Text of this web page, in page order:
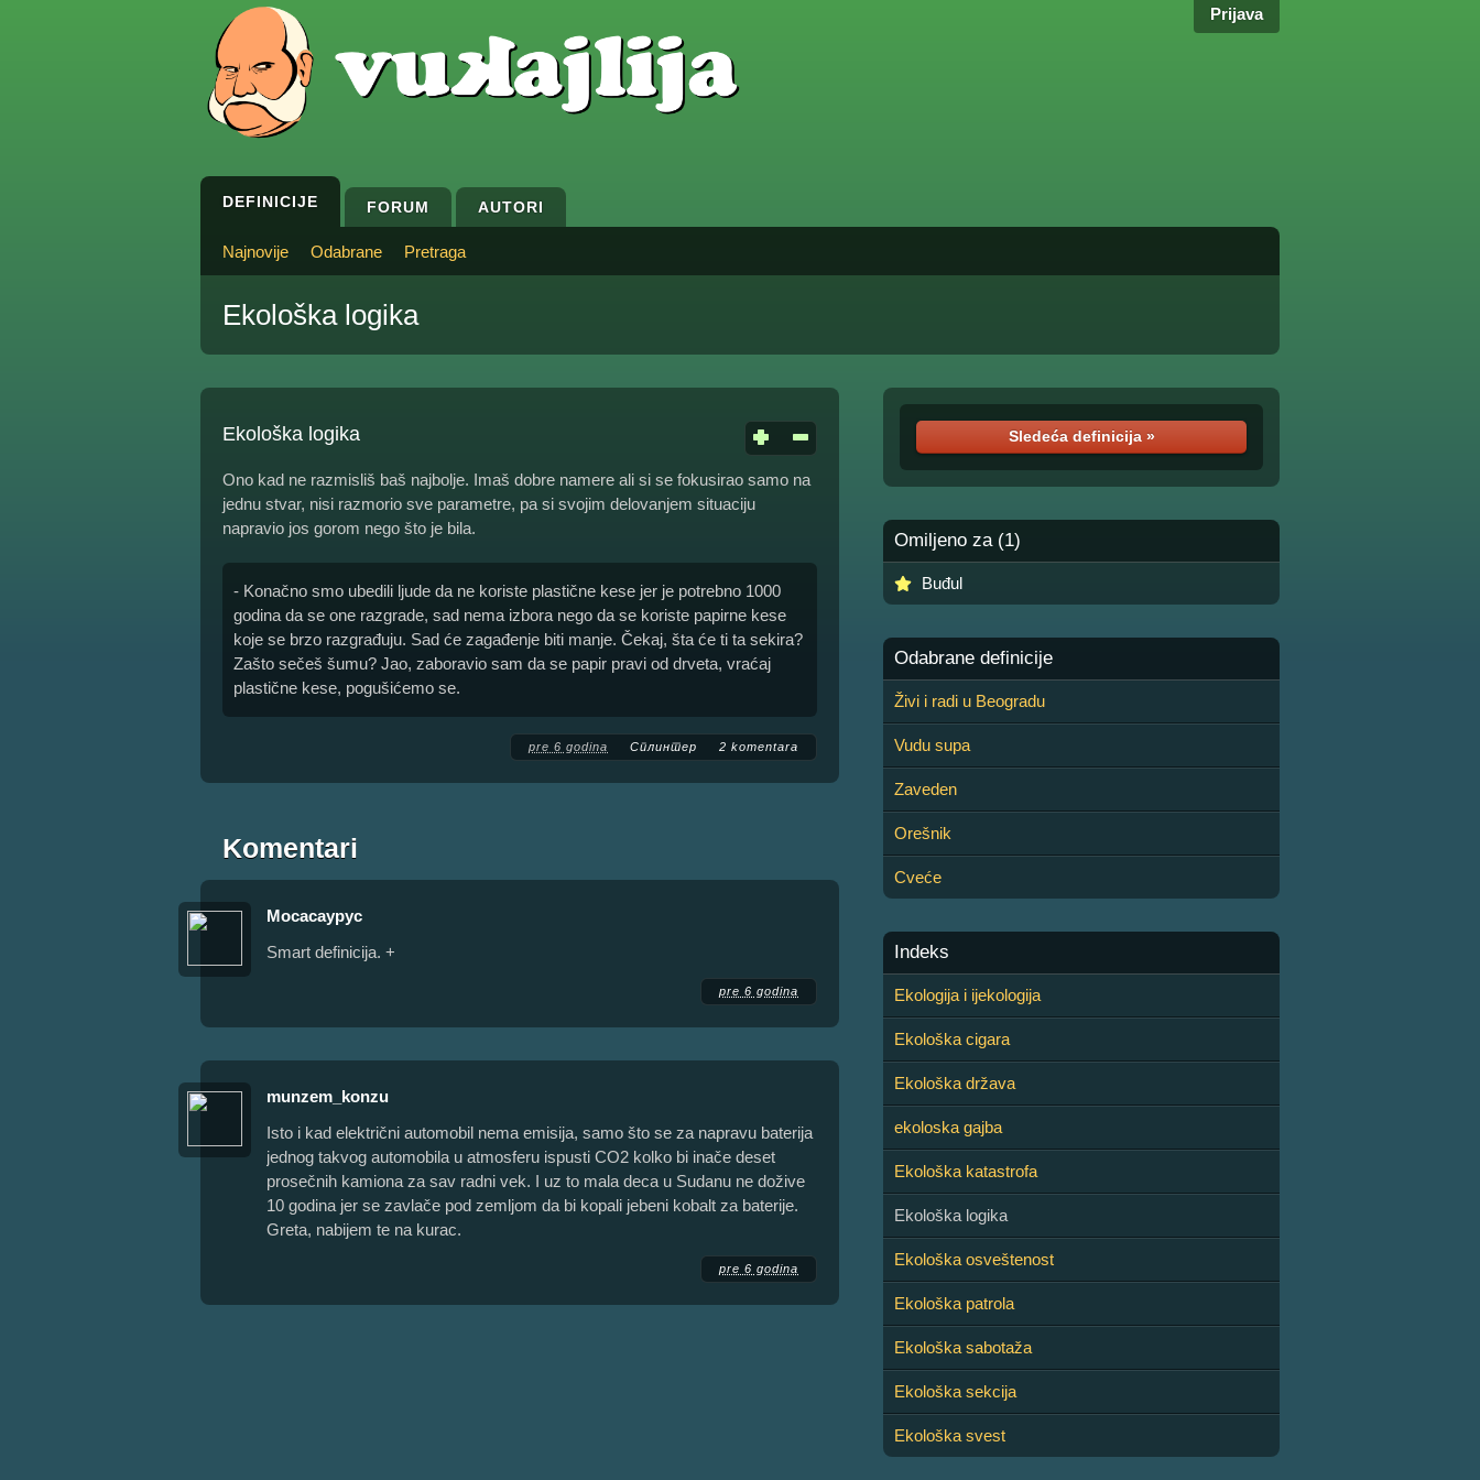
Prijava
DEFINICIJE FORUM AUTORI
Najnovije Odabrane Pretraga
Ekološka logika
Ekološka logika
Ono kad ne razmisliš baš najbolje. Imaš dobre namere ali si se fokusirao samo na
jednu stvar, nisi razmorio sve parametre, pa si svojim delovanjem situaciju
napravio jos gorom nego što je bila.
- Konačno smo ubedili ljude da ne koriste plastične kese jer je potrebno 1000
godina da se one razgrade, sad nema izbora nego da se koriste papirne kese
koje se brzo razgrađuju. Sad će zagađenje biti manje. Čekaj, šta će ti ta sekira?
Zašto sečeš šumu? Jao, zaboravio sam da se papir pravi od drveta, vraćaj
plastične kese, pogušićemo se.
pre 6 godina Сплинтер 2 komentara
Komentari
Мосасаурус
Smart definicija. +
pre 6 godina
munzem_konzu
Isto i kad električni automobil nema emisija, samo što se za napravu baterija
jednog takvog automobila u atmosferu ispusti CO2 kolko bi inače deset
prosečnih kamiona za sav radni vek. I uz to mala deca u Sudanu ne dožive
10 godina jer se zavlače pod zemljom da bi kopali jebeni kobalt za baterije.
Greta, nabijem te na kurac.
pre 6 godina
Sledeća definicija »
Omiljeno za (1)
Buđul
Odabrane definicije
Živi i radi u Beogradu
Vudu supa
Zaveden
Orešnik
Cveće
Indeks
Ekologija i ijekologija
Ekološka cigara
Ekološka država
ekoloska gajba
Ekološka katastrofa
Ekološka logika
Ekološka osveštenost
Ekološka patrola
Ekološka sabotaža
Ekološka sekcija
Ekološka svest